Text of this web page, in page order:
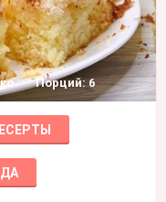
Порций: 6